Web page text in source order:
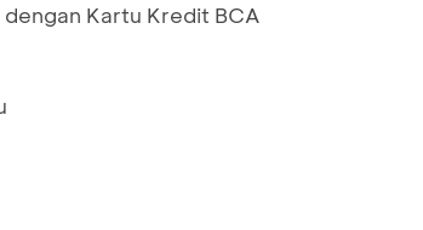
Kartu Kredit BCA